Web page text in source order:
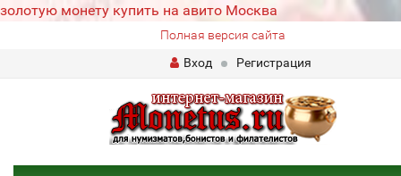
золотую монету купить на авито Москва
Полная версия сайта
Вход
Регистрация